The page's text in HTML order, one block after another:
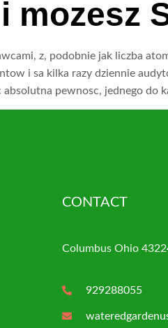
mozesz
z, podobnie jak liczba
i sa kilka razy dziennie
pewnosc, jednego do
CONTACT
Columbus Ohio
929288055